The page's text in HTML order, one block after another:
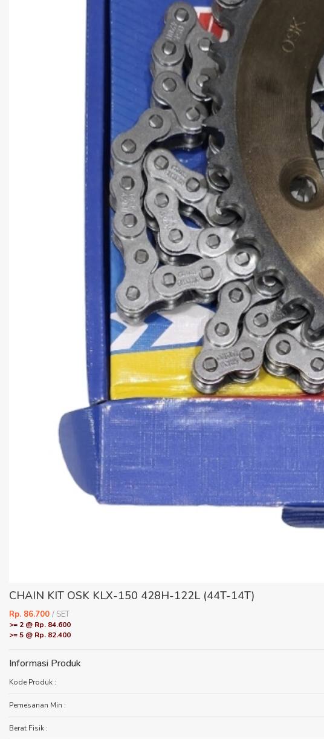
CHAIN KIT OSK KLX-150 428H-122L (44T-14T)
Rp. 86.700 / SET
>= 2 @ Rp. 84.600
>= 5 @ Rp. 82.400
Informasi Produk
Kode Produk :
Pemesanan Min :
Berat Fisik :